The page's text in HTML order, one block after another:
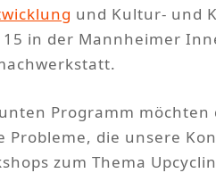
und Kultur- und
in der Mannheimer
Programm
die unsere
zum Thema